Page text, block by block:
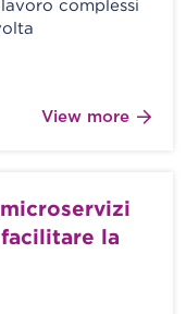
complessi
View more
la